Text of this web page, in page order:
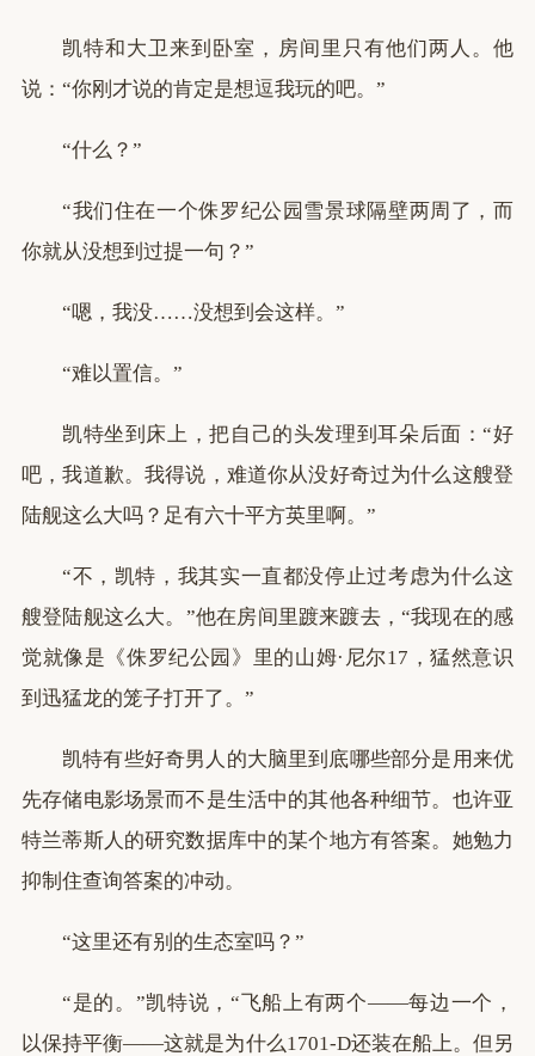
凯特和大卫来到卧室，房间里只有他们两人。他
说：“你刚才说的肯定是想逗我玩的吧。”
“什么？”
“我们住在一个侏罗纪公园雪景球隔壁两周了，而
你就从没想到过提一句？”
“嗯，我没……没想到会这样。”
“难以置信。”
凯特坐到床上，把自己的头发理到耳朵后面：“好
吧，我道歉。我得说，难道你从没好奇过为什么这艘登
陆舰这么大吗？足有六十平方英里啊。”
“不，凯特，我其实一直都没停止过考虑为什么这
艘登陆舰这么大。”他在房间里踱来踱去，“我现在的感
觉就像是《侏罗纪公园》里的山姆·尼尔17，猛然意识
到迅猛龙的笼子打开了。”
凯特有些好奇男人的大脑里到底哪些部分是用来优
先存储电影场景而不是生活中的其他各种细节。也许亚
特兰蒂斯人的研究数据库中的某个地方有答案。她勉力
抑制住查询答案的冲动。
“这里还有别的生态室吗？”
“是的。”凯特说，“飞船上有两个——每边一个，
以保持平衡——这就是为什么1701-D还装在船上。但另